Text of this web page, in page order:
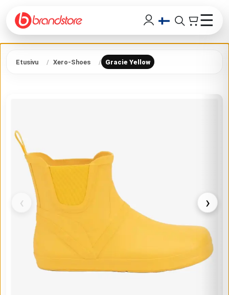
☰
Etusivu Xero-Shoes Gracie Yellow
‹ ›